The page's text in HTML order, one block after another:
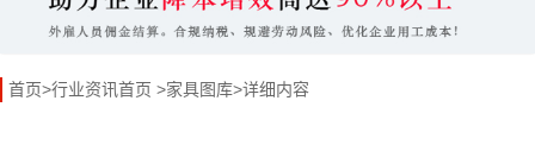
首页>行业资讯首页 >家具图库>详细内容